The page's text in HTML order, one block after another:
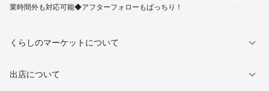
業時間外も対応可能◆アフターフォローもばっちり！
くらしのマーケットについて
出店について